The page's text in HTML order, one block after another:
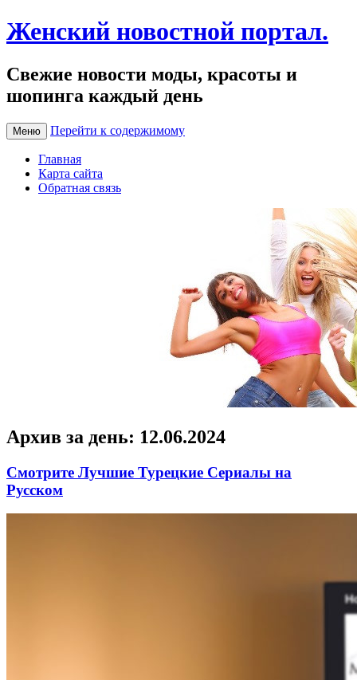
Женский новостной портал.
Свежие новости моды, красоты и
шопинга каждый день
Меню Перейти к содержимому
Главная
Карта сайта
Обратная связь
Архив за день: 12.06.2024
Смотрите Лучшие Турецкие Сериалы на
Русском